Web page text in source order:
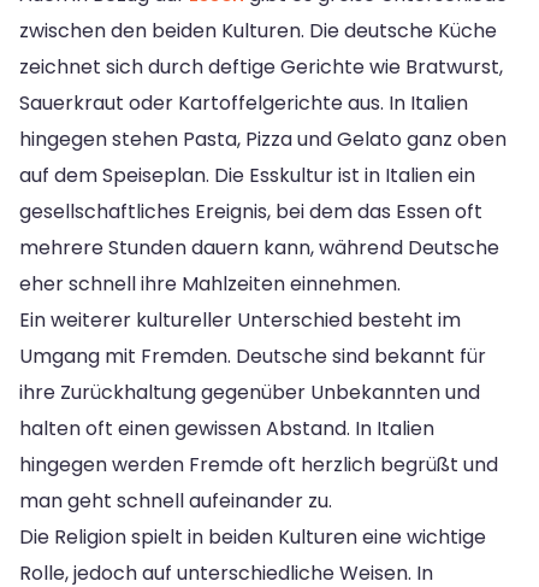
zwischen den beiden Kulturen. Die deutsche Küche
zeichnet sich durch deftige Gerichte wie Bratwurst,
Sauerkraut oder Kartoffelgerichte aus. In Italien
hingegen stehen Pasta, Pizza und Gelato ganz oben
auf dem Speiseplan. Die Esskultur ist in Italien ein
gesellschaftliches Ereignis, bei dem das Essen oft
mehrere Stunden dauern kann, während Deutsche
eher schnell ihre Mahlzeiten einnehmen.
Ein weiterer kultureller Unterschied besteht im
Umgang mit Fremden. Deutsche sind bekannt für
ihre Zurückhaltung gegenüber Unbekannten und
halten oft einen gewissen Abstand. In Italien
hingegen werden Fremde oft herzlich begrüßt und
man geht schnell aufeinander zu.
Die Religion spielt in beiden Kulturen eine wichtige
Rolle, jedoch auf unterschiedliche Weisen. In